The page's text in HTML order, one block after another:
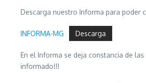
Descarga nuestro Informa para poder
INFORMA-MG Descarga
En el Informa se deja constancia de
informado!!!